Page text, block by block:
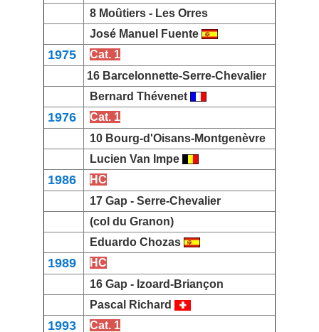
8 Moûtiers - Les Orres
José Manuel Fuente
1975
Cat. 1
16 Barcelonnette-Serre-Chevalier
Bernard Thévenet
1976
Cat. 1
10 Bourg-d'Oisans-Montgenèvre
Lucien Van Impe
1986
HC
17 Gap - Serre-Chevalier
(col du Granon)
Eduardo Chozas
1989
HC
16 Gap - Izoard-Briançon
Pascal Richard
1993 Cat. 1